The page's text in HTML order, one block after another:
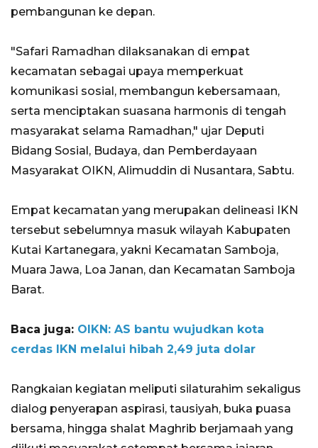
pembangunan ke depan.
"Safari Ramadhan dilaksanakan di empat
kecamatan sebagai upaya memperkuat
komunikasi sosial, membangun kebersamaan,
serta menciptakan suasana harmonis di tengah
masyarakat selama Ramadhan," ujar Deputi
Bidang Sosial, Budaya, dan Pemberdayaan
Masyarakat OIKN, Alimuddin di Nusantara, Sabtu.
Empat kecamatan yang merupakan delineasi IKN
tersebut sebelumnya masuk wilayah Kabupaten
Kutai Kartanegara, yakni Kecamatan Samboja,
Muara Jawa, Loa Janan, dan Kecamatan Samboja
Barat.
Baca juga: OIKN: AS bantu wujudkan kota
cerdas IKN melalui hibah 2,49 juta dolar
Rangkaian kegiatan meliputi silaturahim sekaligus
dialog penyerapan aspirasi, tausiyah, buka puasa
bersama, hingga shalat Maghrib berjamaah yang